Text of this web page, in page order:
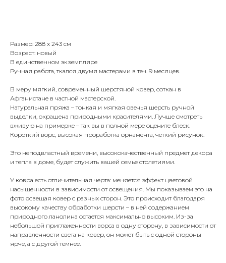
Размер: 288 х 243 см
Возраст: новый
В единственном экземпляре
Ручная работа, ткался двумя мастерами в теч. 9 месяцев.
В меру мягкий, современный шерстяной ковер, соткан в
Афганистане в частной мастерской.
Натуральная пряжа – тонкая и мягкая овечья шерсть ручной
выделки, окрашена природными красителями. Лучше смотреть
вживую на примерке – так вы в полной мере оцените блеск.
Короткий ворс, высокая проработка орнамента, четкий рисунок.
Это неподвластный времени, высококачественный предмет декора
и тепла в доме, будет служить вашей семье столетиями.
У ковра есть отличительная черта: меняется эффект цветовой
насыщенности в зависимости от освещения. Мы показываем это на
фото освещая ковер с разных сторон. Это происходит благодаря
высокому качеству обработки шерсти – в ней содержанием
природного ланолина остается максимально высоким. Из-за
небольшой приглаженности ворса в одну сторону, в зависимости от
направленности света на ковер, он может быть с одной стороны
ярче, а с другой темнее.